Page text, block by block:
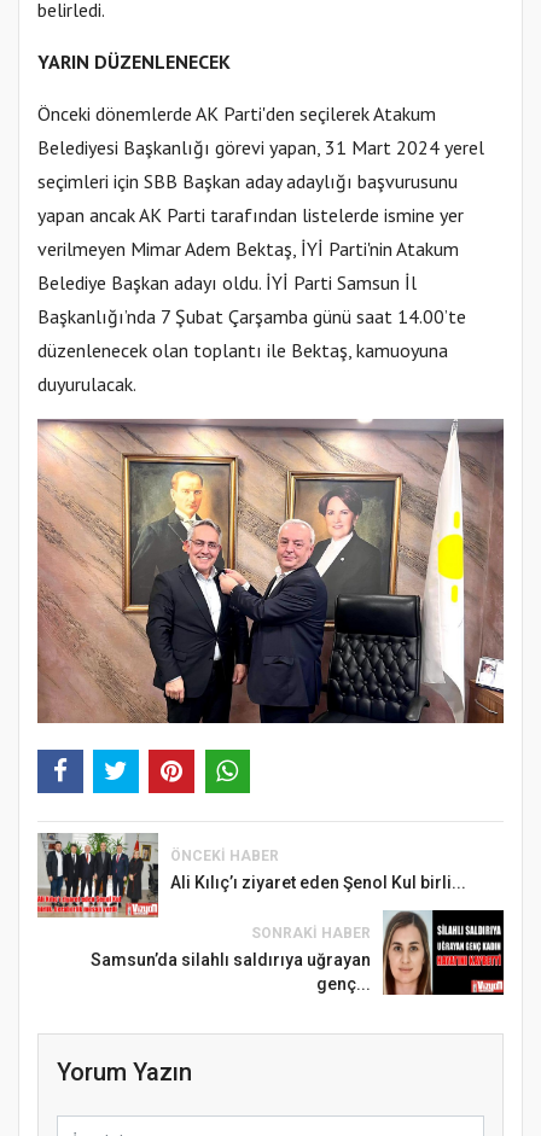
belirledi.
YARIN DÜZENLENECEK
Önceki dönemlerde AK Parti'den seçilerek Atakum
Belediyesi Başkanlığı görevi yapan, 31 Mart 2024 yerel
seçimleri için SBB Başkan aday adaylığı başvurusunu
yapan ancak AK Parti tarafından listelerde ismine yer
verilmeyen Mimar Adem Bektaş, İYİ Parti'nin Atakum
Belediye Başkan adayı oldu. İYİ Parti Samsun İl
Başkanlığı’nda 7 Şubat Çarşamba günü saat 14.00’te
düzenlenecek olan toplantı ile Bektaş, kamuoyuna
duyurulacak.
ÖNCEKI HABER
Ali Kılıç’ı ziyaret eden Şenol Kul birli...
SONRAKI HABER
Samsun’da silahlı saldırıya uğrayan
genç...
Yorum Yazın